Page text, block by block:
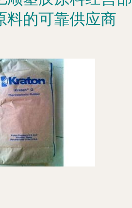
料的可靠供应商